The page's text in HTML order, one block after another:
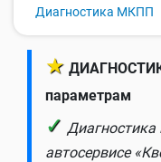
Диагностика МКПП
★
параметрам
✓
автосервисе